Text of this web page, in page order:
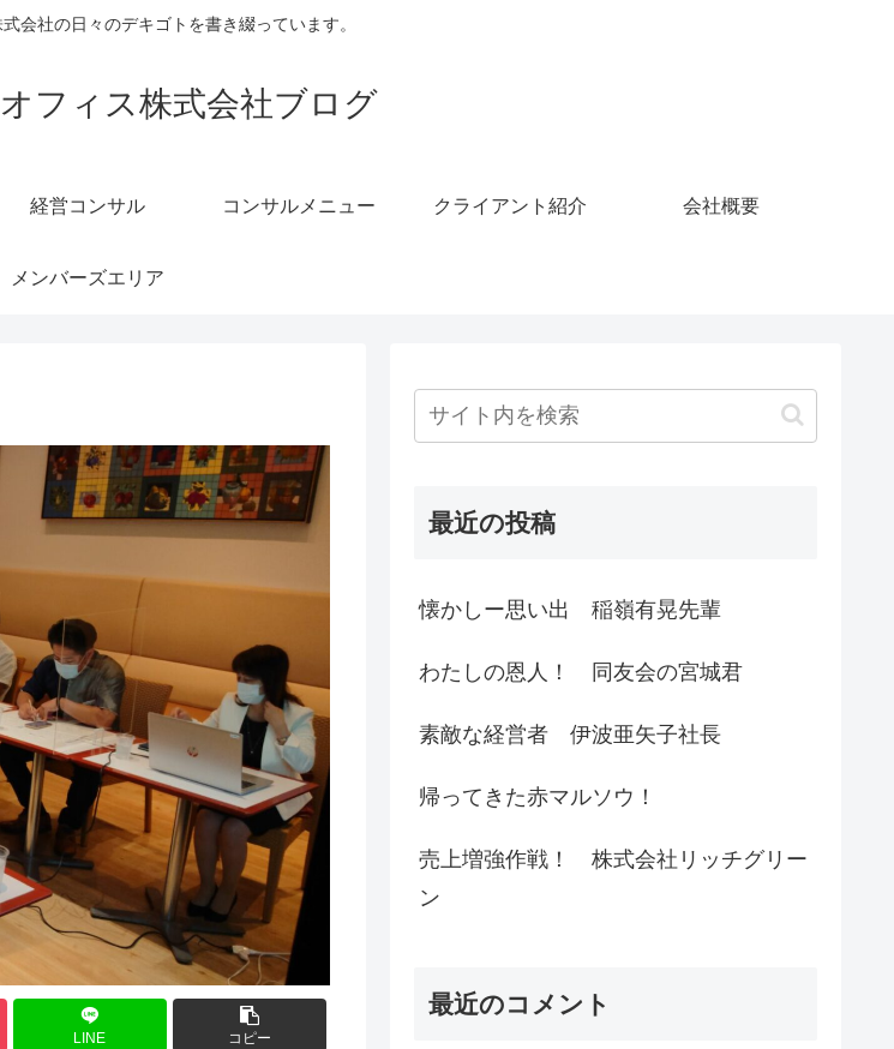
会社の日々のデキゴトを書き綴っています。
フィス株式会社ブログ
経営コンサル コンサルメニュー クライアント紹介 会社概要
メンバーズエリア
LINE コピー
最近の投稿
懐かしー思い出 稲嶺有晃先輩
わたしの恩人！ 同友会の宮城君
素敵な経営者 伊波亜矢子社長
帰ってきた赤マルソウ！
売上増強作戦！ 株式会社リッチグリー
ン
最近のコメント